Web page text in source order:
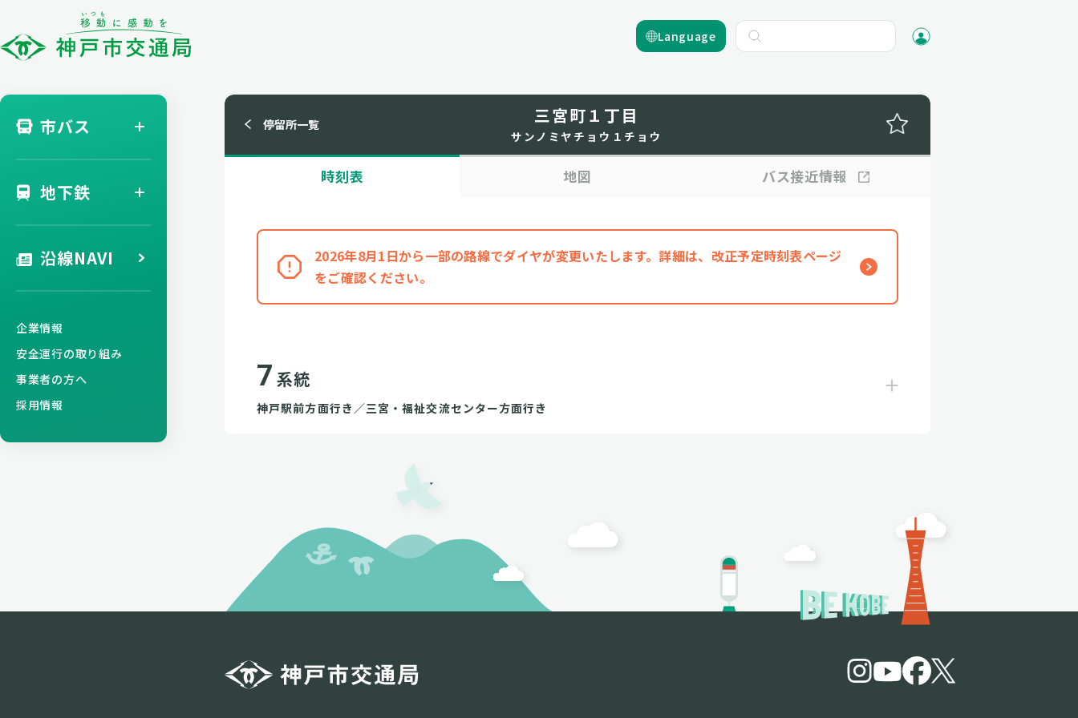
Language
市バス
地下鉄
沿線NAVI
企業情報
安全運行の取り組み
事業者の方へ
採用情報
停留所一覧 三宮町１丁目
サンノミヤチョウ１チョウ
時刻表 地図 バス接近情報
2026年8月1日から一部の路線でダイヤが変更いたします。詳細は、改正予定時刻表ページ
をご確認ください。
7 系統
神戸駅前方面行き／三宮・福祉交流センター方面行き